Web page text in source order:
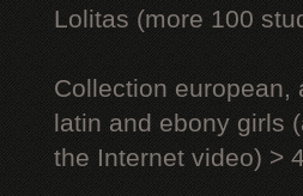
Lоlitаs (more 100
Collection european,
latin and ebony girls
the Internet video) >